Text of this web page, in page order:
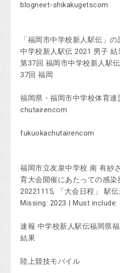
blogneet-shikakugetscom
「福岡市中学校新人駅伝」
中学校新人駅伝 2021 男子 結
第37回 福岡市中学校新人駅
37回 福岡
福岡県・福岡市中学校体育連
chutairencom
fukuokachutairencom
福岡市立友泉中学校 南 有紗
育大会開催にあたっての感
20221115, 「大会日程」 駅伝
Missing: 2023 ‎| Must include:
速報 中学校新人駅伝福岡県
結果
陸上競技モバイル